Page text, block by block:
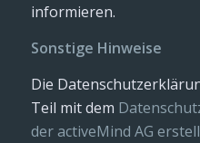
informieren.
Sonstige Hinweise
Die
Teil mit dem
der activeMind AG